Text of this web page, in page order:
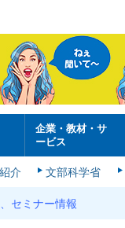
企業・教材・サ
ービス
介 文部科学省
セミナー情報